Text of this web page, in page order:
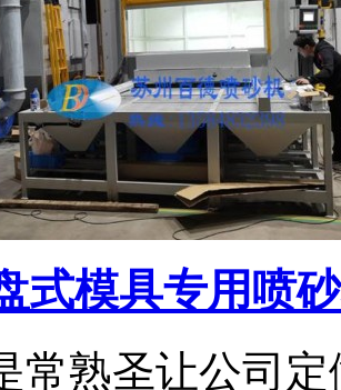
式模具专用喷
常熟圣让公司